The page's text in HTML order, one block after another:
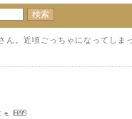
ん。近頃ごっちゃになってしま